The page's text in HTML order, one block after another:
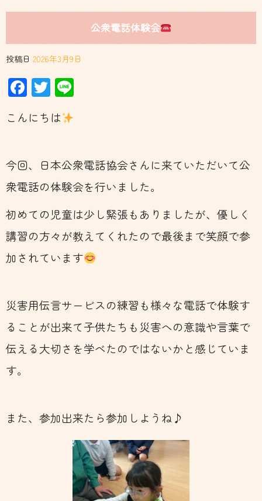
公衆電話体験会
投稿日 2026年3月9日
Facebook
Twitter
こんにちは
今回、日本公衆電話協会さんに来ていただいて公
衆電話の体験会を行いました。
初めての児童は少し緊張もありましたが、優しく
講習の方々が教えてくれたので最後まで笑顔で参
加されています
災害用伝言サービスの練習も様々な電話で体験す
ることが出来て子供たちも災害への意識や言葉で
伝える大切さを学べたのではないかと感じていま
す。
また、参加出来たら参加しようね♪